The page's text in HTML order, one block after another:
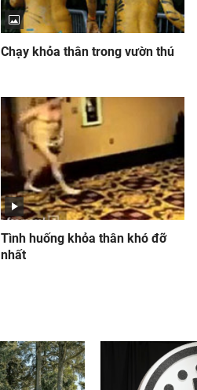
Chạy khỏa thân trong vườn thú
Tình huống khỏa thân khó đỡ
nhất